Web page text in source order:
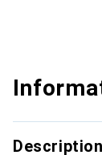
Description